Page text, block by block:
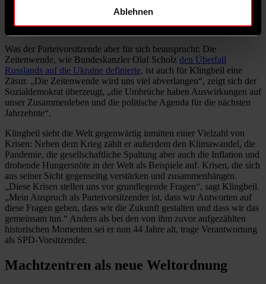
Ablehnen
Zeitenwende als Aufgabe für Jahrzehnte
Was der Parteivorsitzende aber für sich beansprucht: Die
Zeitenwende, wie Bundeskanzler Olaf Scholz den Überfall
Russlands auf die Ukraine definierte, ist auch für Klingbeil eine
Zäsur. „Die Zeitenwende wird uns viel abverlangen“, zeigt sich der
Sozialdemokrat überzeugt, „die Umbrüche haben Auswirkungen auf
unser Zusammenleben und die politische Agenda für die nächsten
Jahrzehnte“.
Klingbeil sieht die Welt gegenwärtig inmitten einer Vielzahl von
Krisen: Neben dem Krieg zählt er außerdem den Klimawandel, die
Pandemie, die gesellschaftliche Spaltung aber auch die Inflation und
drohende Hungersnöte in der Welt als Beispiele auf. Krisen, die sich
aus seiner Sicht gegenseitig verstärken und zusammenhängen.
„Diese Krisen stellen uns vor grundlegende Fragen“, sagt Klingbeil.
„Mein Anspruch als Parteivorsitzender ist, dass wir Antworten auf
diese Fragen geben, dass wir die Zukunft gestalten und dass wir das
gemeinsam tun.“ Anders als bei den von ihm zuvor aufgezählten
historischen Momenten sei er nun 44 Jahre alt, trage Verantwortung
als SPD-Vorsitzender.
Machtzentren als neue Weltordnung